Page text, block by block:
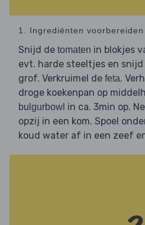
1. Ingrediënten voorbereiden
Snijd de tomaten in blokjes
evt. harde steeltjes en snijd
grof. Verkruimel de feta.
droge koekenpan op
bulgurbowl in ca. 3min op.
opzij in een kom. Spoel
koud water af in een zeef